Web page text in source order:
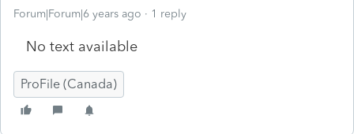
Forum|Forum|6 years ago 1 reply
No text available
ProFile (Canada)